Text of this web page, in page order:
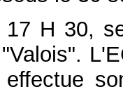
H 30,
effectue